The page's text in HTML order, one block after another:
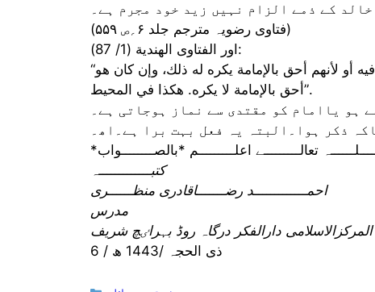
کے ذمے الزام نہیں زید خود مجرم ہے۔
(فتاوی رضویہ مترجم جلد ۶؍ص ۵۵۹)
اور الفتاوى الهندية (1/ 87):
“رجل أم قوماً وهم له كارهون إن كانت الكراهة لفساد فيه أو لأنهم أحق بالإمامة يكره له ذلك، وإن كان هو
أحق بالإمامة لا يكره. هكذا في المحيط”.
ہو یاامام کو مقتدی سے نماز ہوجاتی ہے۔
ذکر ہوا۔البتہ یہ فعل بہت برا ہے۔اھ۔
کتبـــــــــــــہ
احمـــــــــــــد رضـــــــاقادری منظــــــری
مدرس
المرکزالاسلامی دارالفکر درگاہ روڈ بہراٸچ شریف
6 / ذی الحجہ /1443 ھ